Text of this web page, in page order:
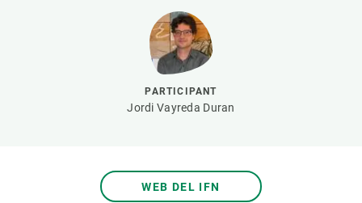
PARTICIPANT
Jordi Vayreda Duran
WEB DEL IFN